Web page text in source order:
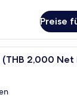
Preise
(THB 2,000